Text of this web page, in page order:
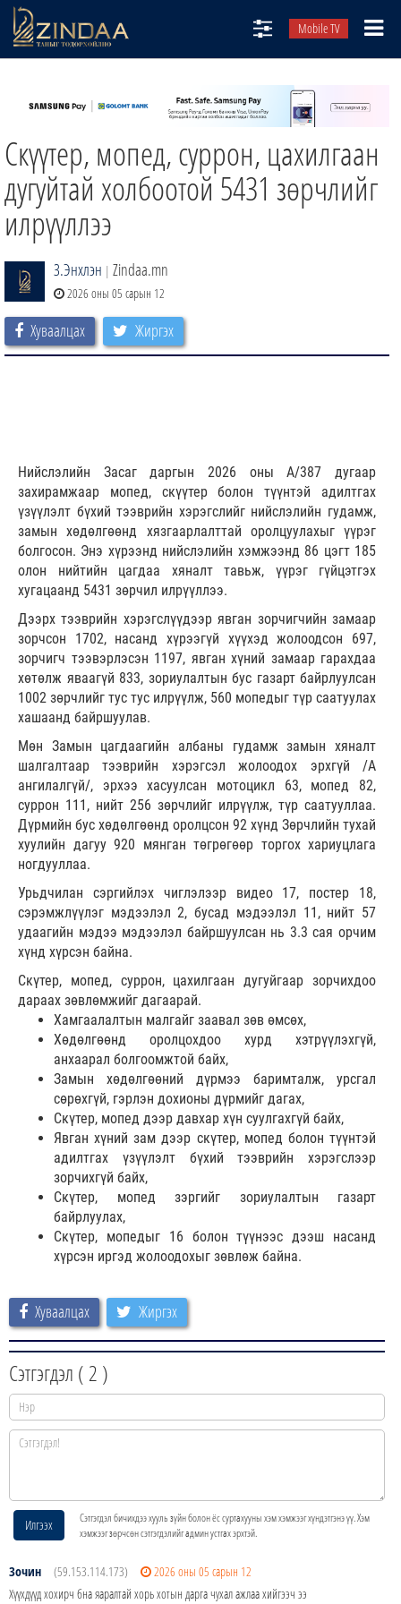
Mobile TV
ТВ8
ӨГЛӨӨНИЙ СОНИН
АУДИО ЗОХИОЛ
ЗИНДАА СЭТГҮҮЛ
Скүүтер, мопед, суррон, цахилгаан
дугуйтай холбоотой 5431 зөрчлийг
илрүүллээ
З.Энхлэн | Zindaa.mn
2026 оны 05 сарын 12
Хуваалцах Жиргэх
Нийслэлийн Засаг даргын 2026 оны А/387 дугаар
захирамжаар мопед, скүүтер болон түүнтэй адилтгах
үзүүлэлт бүхий тээврийн хэрэгслийг нийслэлийн гудамж,
замын хөдөлгөөнд хязгаарлалттай оролцуулахыг үүрэг
болгосон. Энэ хүрээнд нийслэлийн хэмжээнд 86 цэгт 185
олон нийтийн цагдаа хяналт тавьж, үүрэг гүйцэтгэх
хугацаанд 5431 зөрчил илрүүллээ.
Дээрх тээврийн хэрэгслүүдээр явган зорчигчийн замаар
зорчсон 1702, насанд хүрээгүй хүүхэд жолоодсон 697,
зорчигч тээвэрлэсэн 1197, явган хүний замаар гарахдаа
хөтөлж яваагүй 833, зориулалтын бус газарт байрлуулсан
1002 зөрчлийг тус тус илрүүлж, 560 мопедыг түр саатуулах
хашаанд байршуулав.
Мөн Замын цагдаагийн албаны гудамж замын хяналт
шалгалтаар тээврийн хэрэгсэл жолоодох эрхгүй /А
ангилалгүй/, эрхээ хасуулсан мотоцикл 63, мопед 82,
суррон 111, нийт 256 зөрчлийг илрүүлж, түр саатууллаа.
Дүрмийн бус хөдөлгөөнд оролцсон 92 хүнд Зөрчлийн тухай
хуулийн дагуу 920 мянган төгрөгөөр торгох хариуцлага
ногдууллаа.
Урьдчилан сэргийлэх чиглэлээр видео 17, постер 18,
сэрэмжлүүлэг мэдээлэл 2, бусад мэдээлэл 11, нийт 57
удаагийн мэдээ мэдээлэл байршуулсан нь 3.3 сая орчим
хүнд хүрсэн байна.
Скүтер, мопед, суррон, цахилгаан дугуйгаар зорчихдоо
дараах зөвлөмжийг дагаарай.
Хамгаалалтын малгайг заавал зөв өмсөх,
Хөдөлгөөнд оролцохдоо хурд хэтрүүлэхгүй,
анхаарал болгоомжтой байх,
Замын хөдөлгөөний дүрмээ баримталж, урсгал
сөрөхгүй, гэрлэн дохионы дүрмийг дагах,
Скүтер, мопед дээр давхар хүн суулгахгүй байх,
Явган хүний зам дээр скүтер, мопед болон түүнтэй
адилтгах үзүүлэлт бүхий тээврийн хэрэгслээр
зорчихгүй байх,
Скүтер, мопед зэргийг зориулалтын газарт
байрлуулах,
Скүтер, мопедыг 16 болон түүнээс дээш насанд
хүрсэн иргэд жолоодохыг зөвлөж байна.
Хуваалцах Жиргэх
Сэтгэгдэл (2 )
Илгээх
Сэтгэгдэл бичихдээ хууль зүйн болон ёс суртахууны хэм хэмжээг хүндэтгэнэ үү. Хэм
хэмжээг зөрчсөн сэтгэгдэлийг админ устгах эрхтэй.
Зочин (59.153.114.173)
2026 оны 05 сарын 12
Хүүхдүүд хохирч бна яаралтай хорь хотын дарга чухал ажлаа хийгээч ээ